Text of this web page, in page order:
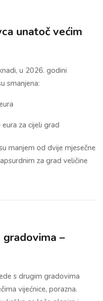
unatoč većim
u 2026. godini
smanjena:
za cijeli grad
manjem od dvije mjesečne
za grad veličine
–
s drugim gradovima
vijećnice, porazna.